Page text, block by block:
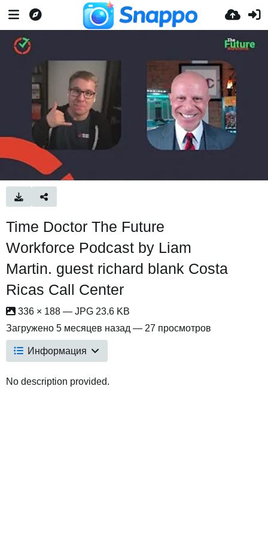
Time Doctor The Future
Workforce Podcast by Liam
Martin. guest richard blank Costa
Ricas Call Center
336 × 188 — JPG 23.6 KB
Загружено 5 месяцев назад — 27 просмотров
Информация
No description provided.